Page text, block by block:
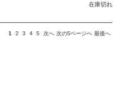
在庫切れ
1 2 3 4 5 次へ 次の5ページへ 最後へ